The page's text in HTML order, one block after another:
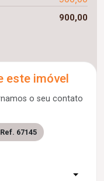
900,00
este imóvel
o seu contato
Ref. 67145